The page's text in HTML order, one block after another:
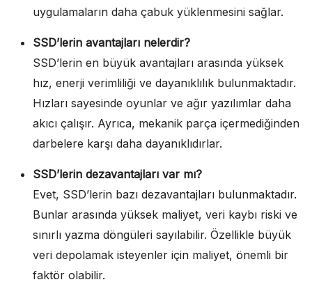
uygulamaların daha çabuk yüklenmesini sağlar.
SSD’lerin avantajları nelerdir?
SSD’lerin en büyük avantajları arasında yüksek
hız, enerji verimliliği ve dayanıklılık bulunmaktadır.
Hızları sayesinde oyunlar ve ağır yazılımlar daha
akıcı çalışır. Ayrıca, mekanik parça içermediğinden
darbelere karşı daha dayanıklıdırlar.
SSD’lerin dezavantajları var mı?
Evet, SSD’lerin bazı dezavantajları bulunmaktadır.
Bunlar arasında yüksek maliyet, veri kaybı riski ve
sınırlı yazma döngüleri sayılabilir. Özellikle büyük
veri depolamak isteyenler için maliyet, önemli bir
faktör olabilir.